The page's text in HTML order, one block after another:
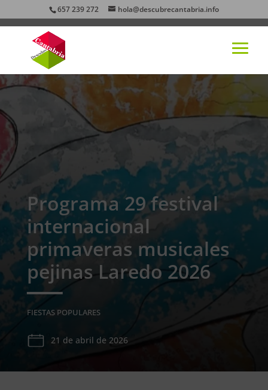
657 239 272 hola@descubrecantabria.info
Programa 29 festival
internacional
primaveras musicales
pejinas Laredo 2026
FIESTAS POPULARES
21 de abril de 2026